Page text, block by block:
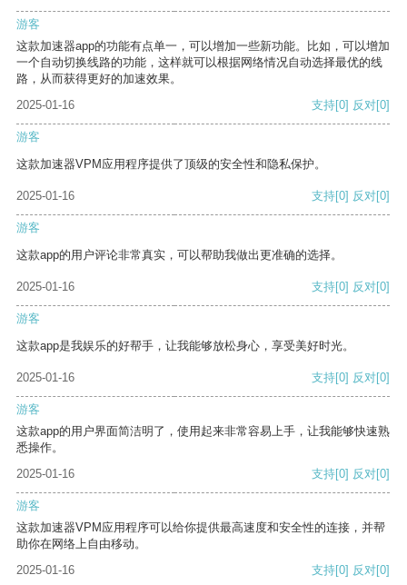
游客
这款加速器app的功能有点单一，可以增加一些新功能。比如，可以增加
一个自动切换线路的功能，这样就可以根据网络情况自动选择最优的线
路，从而获得更好的加速效果。
2025-01-16
支持[0] 反对[0]
游客
这款加速器VPM应用程序提供了顶级的安全性和隐私保护。
2025-01-16 支持[0] 反对[0]
游客
这款app的用户评论非常真实，可以帮助我做出更准确的选择。
2025-01-16 支持[0] 反对[0]
游客
这款app是我娱乐的好帮手，让我能够放松身心，享受美好时光。
2025-01-16 支持[0] 反对[0]
游客
这款app的用户界面简洁明了，使用起来非常容易上手，让我能够快速熟
悉操作。
2025-01-16
支持[0] 反对[0]
游客
这款加速器VPM应用程序可以给你提供最高速度和安全性的连接，并帮
助你在网络上自由移动。
2025-01-16
支持[0] 反对[0]